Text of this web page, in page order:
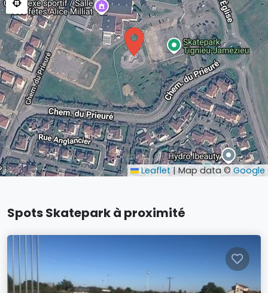
Leaflet |Map data ©Google
Spots Skatepark à proximité